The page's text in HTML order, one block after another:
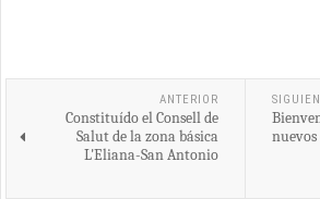
ANTERIOR
Constituído el Consell de
Salut de la zona básica
L'Eliana-San Antonio